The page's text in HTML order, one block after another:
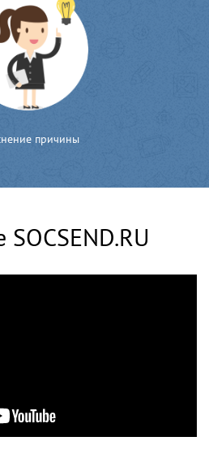
причины
SOCSEND.RU